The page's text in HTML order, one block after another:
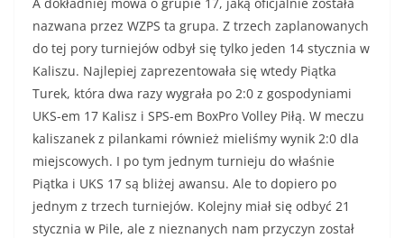
nazwana przez WZPS ta grupa. Z trzech zaplanowanych
do tej pory turniejów odbył się tylko jeden 14 stycznia w
Kaliszu. Najlepiej zaprezentowała się wtedy Piątka
Turek, która dwa razy wygrała po 2:0 z gospodyniami
UKS-em 17 Kalisz i SPS-em BoxPro Volley Piłą. W meczu
kaliszanek z pilankami również mieliśmy wynik 2:0 dla
miejscowych. I po tym jednym turnieju do właśnie
Piątka i UKS 17 są bliżej awansu. Ale to dopiero po
jednym z trzech turniejów. Kolejny miał się odbyć 21
stycznia w Pile, ale z nieznanych nam przyczyn został